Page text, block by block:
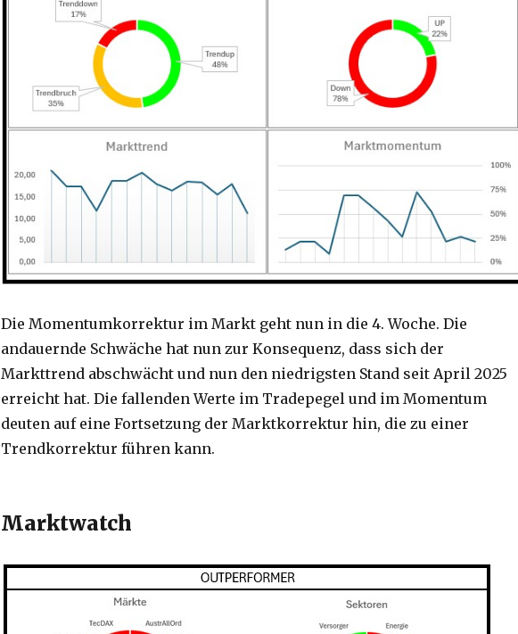
Die Momentumkorrektur im Markt geht nun in die 4. Woche. Die
andauernde Schwäche hat nun zur Konsequenz, dass sich der
Markttrend abschwächt und nun den niedrigsten Stand seit April 2025
erreicht hat. Die fallenden Werte im Tradepegel und im Momentum
deuten auf eine Fortsetzung der Marktkorrektur hin, die zu einer
Trendkorrektur führen kann.
Marktwatch